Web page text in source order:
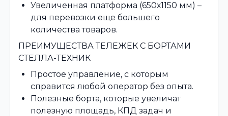
Увеличенная платформа (650х1150 мм) –
для перевозки еще большего
количества товаров.
ПРЕИМУЩЕСТВА ТЕЛЕЖЕК С БОРТАМИ
СТЕЛЛА-ТЕХНИК
Простое управление, с которым
справится любой оператор без опыта.
Полезные борта, которые увеличат
полезную площадь, КПД задач и